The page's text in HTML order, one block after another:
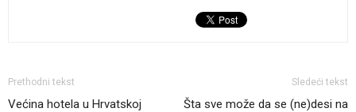
Prethodni tekst
Većina hotela u Hrvatskoj
Sledeći tekst
Šta sve može da se (ne)desi na